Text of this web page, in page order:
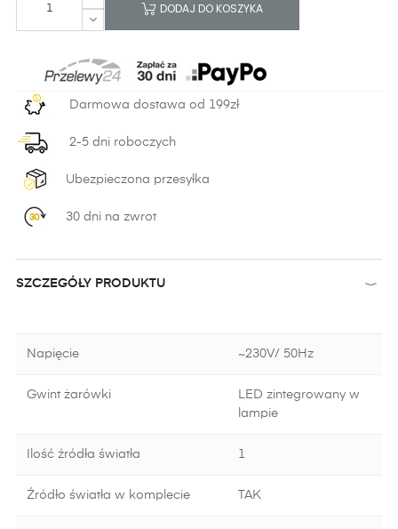
DODAJ DO KOSZYKA
Darmowa dostawa od 199zł
2-5 dni roboczych
Ubezpieczona przesyłka
30 dni na zwrot
SZCZEGÓŁY PRODUKTU
Napięcie ~230V/ 50Hz
Gwint żarówki
LED zintegrowany w
lampie
Ilość źródła światła 1
Źródło światła w komplecie TAK